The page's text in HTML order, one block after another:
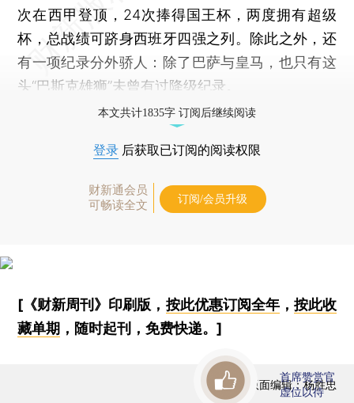
次在西甲登顶，24次捧得国王杯，两度拥有超级
杯，总战绩可跻身西班牙四强之列。除此之外，还
有一项纪录分外骄人：除了巴萨与皇马，也只有这
头“巴斯克雄狮”未曾有过降级纪录。
本文共计1835字 订阅后继续阅读
登录 后获取已订阅的阅读权限
财新通会员
可畅读全文
订阅/会员升级
[《财新周刊》印刷版， 按此优惠订阅全年， 按此收
藏单期 ，随时起刊，免费快递。]
版面编辑：杨胜忠
首席赞赏官
虚位以待